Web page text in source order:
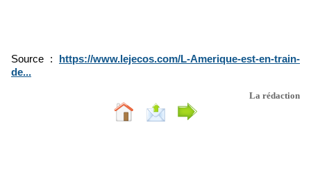
Source : https://www.lejecos.com/L-Amerique-est-en-train-
de...
La rédaction